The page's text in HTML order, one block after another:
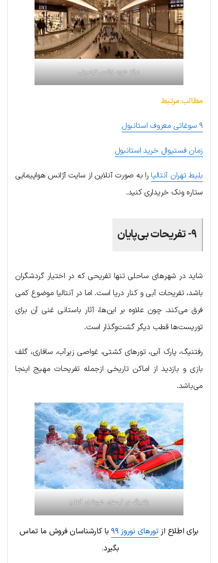
مرکز خرید لوکس تراسیتی
مطالب مرتبط
۹ سوغاتی‌ معروف استانبول
زمان فستیوال خرید استانبول
بلیط تهران آنتالیا را به صورت آنلاین از سایت آژانس هواپیمایی
ستاره ونک خریداری کنید.
۹- تفریحات بی‌پایان
شاید در شهرهای ساحلی تنها تفریحی که در اختیار گردشگران
باشد، تفریحات آبی و کنار دریا است. اما در آنتالیا موضوع کمی
فرق می‌کند. چون علاوه بر این‌ها، آثار باستانی غنی آن برای
توریست‌ها قطب دیگر گشت‌وگذار است.
رفتنیگ، پارک آبی، تورهای کشتی، غواصی زیرآب، سافاری، گلف
بازی و بازدید از اماکن تاریخی ازجمله تفریحات مهیج اینجا
می‌باشد.
رفتینگ در آب‌های خروشان آنتالیا
برای اطلاع ازتورهای نوروز ۹۹
با کارشناسان فروش ما تماس
بگیرد.